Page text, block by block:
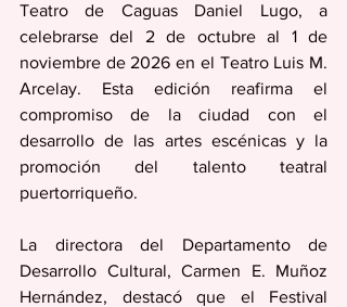
Teatro de Caguas Daniel Lugo, a
celebrarse del 2 de octubre al 1 de
noviembre de 2026 en el Teatro Luis M.
Arcelay. Esta edición reafirma el
compromiso de la ciudad con el
desarrollo de las artes escénicas y la
promoción del talento teatral
puertorriqueño.
La directora del Departamento de
Desarrollo Cultural, Carmen E. Muñoz
Hernández, destacó que el Festival